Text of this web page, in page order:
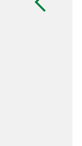
– Dès le